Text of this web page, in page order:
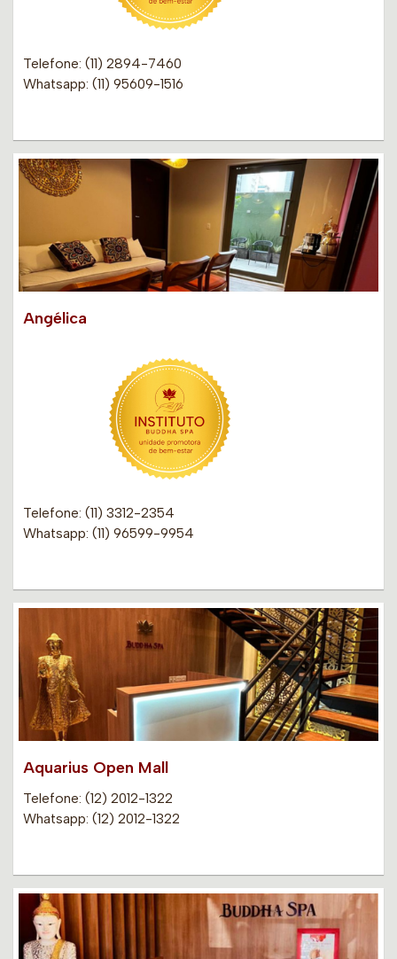
Telefone: (11) 2894-7460
Whatsapp: (11) 95609-1516
Angélica
Telefone: (11) 3312-2354
Whatsapp: (11) 96599-9954
Aquarius Open Mall
Telefone: (12) 2012-1322
Whatsapp: (12) 2012-1322